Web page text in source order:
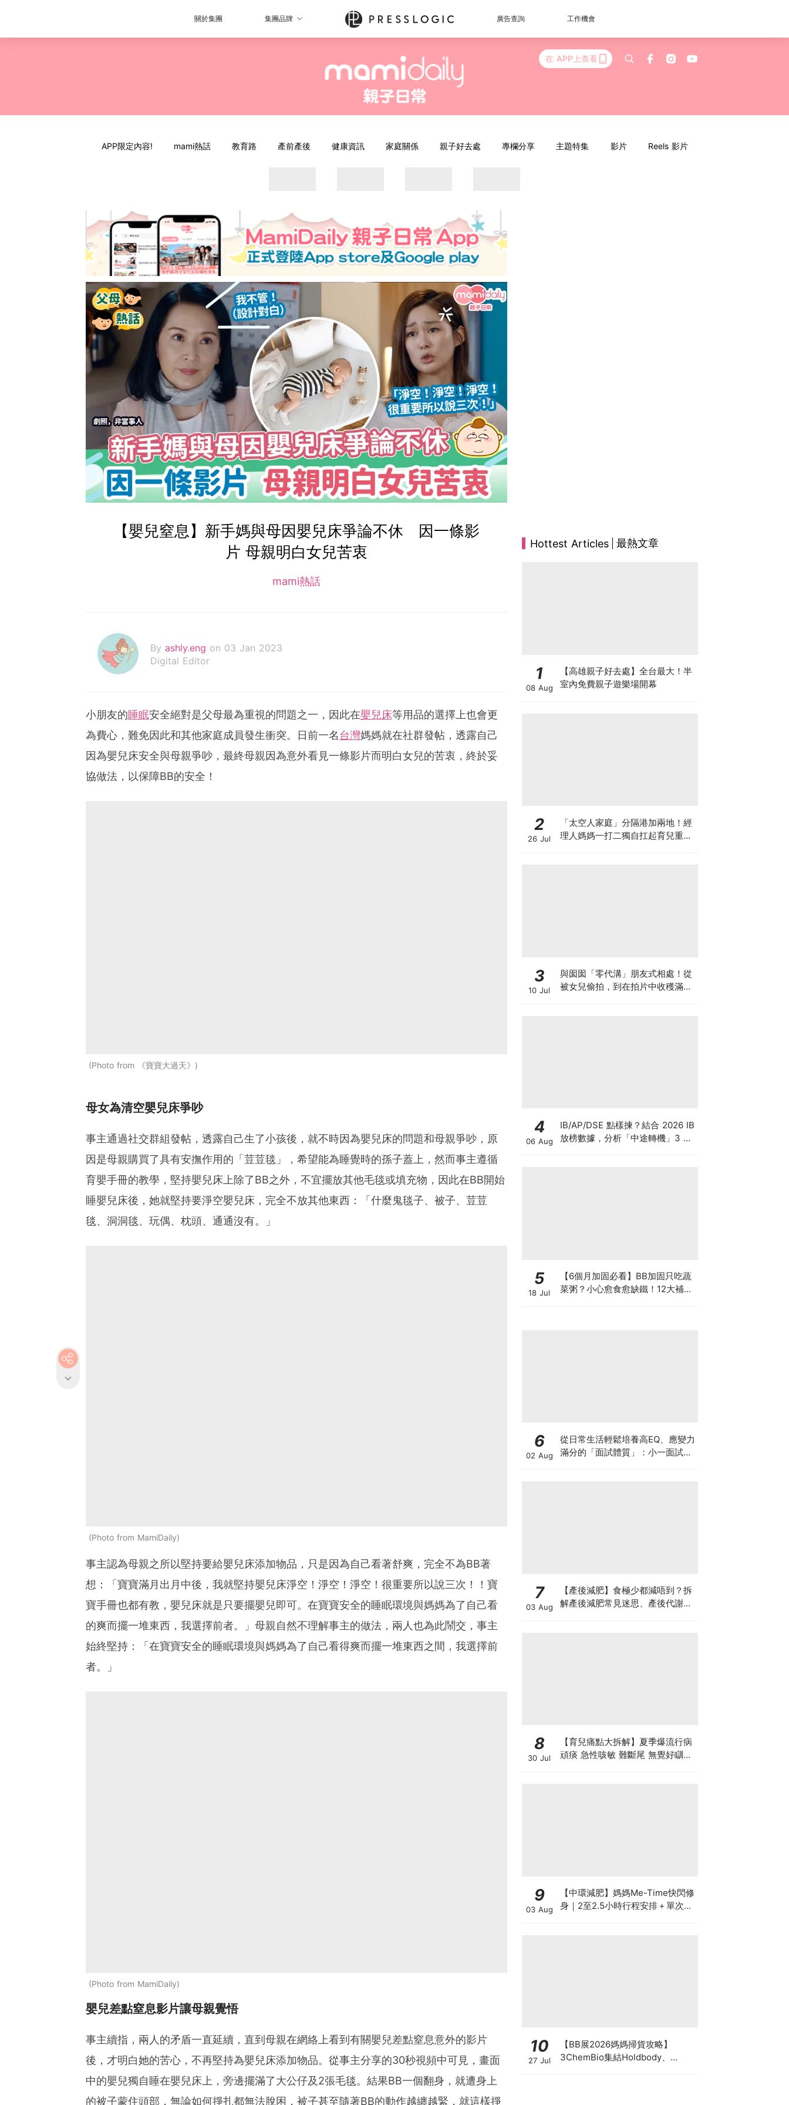
關於集團 集團品牌 廣告查詢 工作機會
在 APP上查看
APP限定內容! mami熱話 教育路 產前產後 健康資訊 家庭關係 親子好去處 專欄分享 主題特集 影片 Reels 影片
【嬰兒窒息】新手媽與母因嬰兒床爭論不休 因一條影
片 母親明白女兒苦衷
mami熱話
By ashly.eng on 03 Jan 2023
Digital Editor
小朋友的睡眠安全絕對是父母最為重視的問題之一，因此在嬰兒床等用品的選擇上也會更
為費心，難免因此和其他家庭成員發生衝突。日前一名台灣媽媽就在社群發帖，透露自己
因為嬰兒床安全與母親爭吵，最終母親因為意外看見一條影片而明白女兒的苦衷，終於妥
協做法，以保障BB的安全！
Photo from 《寶寶大過天》
母女為清空嬰兒床爭吵
事主通過社交群組發帖，透露自己生了小孩後，就不時因為嬰兒床的問題和母親爭吵，原
因是母親購買了具有安撫作用的「荳荳毯」，希望能為睡覺時的孫子蓋上，然而事主遵循
育嬰手冊的教學，堅持嬰兒床上除了BB之外，不宜擺放其他毛毯或填充物，因此在BB開始
睡嬰兒床後，她就堅持要淨空嬰兒床，完全不放其他東西：「什麼鬼毯子、被子、荳荳
毯、洞洞毯、玩偶、枕頭、通通沒有。」
Photo from MamiDaily
事主認為母親之所以堅持要給嬰兒床添加物品，只是因為自己看著舒爽，完全不為BB著
想：「寶寶滿月出月中後，我就堅持嬰兒床淨空！淨空！淨空！很重要所以說三次！！寶
寶手冊也都有教，嬰兒床就是只要擺嬰兒即可。在寶寶安全的睡眠環境與媽媽為了自己看
的爽而擺一堆東西，我選擇前者。」母親自然不理解事主的做法，兩人也為此鬧交，事主
始終堅持：「在寶寶安全的睡眠環境與媽媽為了自己看得爽而擺一堆東西之間，我選擇前
者。」
Photo from MamiDaily
嬰兒差點窒息影片讓母親覺悟
事主續指，兩人的矛盾一直延續，直到母親在網絡上看到有關嬰兒差點窒息意外的影片
後，才明白她的苦心，不再堅持為嬰兒床添加物品。從事主分享的30秒視頻中可見，畫面
中的嬰兒獨自睡在嬰兒床上，旁邊擺滿了大公仔及2張毛毯。結果BB一個翻身，就遭身上
的被子蒙住頭部，無論如何掙扎都無法脫困，被子甚至隨著BB的動作越纏越緊，就這樣掙
Hottest Articles 最熱文章
1
08 Aug
【高雄親子好去處】全台最大！半
室內免費親子遊樂場開幕
2
26 Jul
「太空人家庭」分隔港加兩地！經
理人媽媽一打二獨自扛起育兒重
3
10 Jul
與囡囡「零代溝」朋友式相處！從
被女兒偷拍，到在拍片中收穫滿足
4
06 Aug
IB/AP/DSE 點樣揀？結合 2026 IB
放榜數據，分析「中途轉機」3 大
5
18 Jul
【6個月加固必看】BB加固只吃蔬
菜粥？小心愈食愈缺鐵！12大補鐵
6
02 Aug
從日常生活輕鬆培養高EQ、應變力
滿分的「面試體質」：小一面試最
7
03 Aug
【產後減肥】食極少都減唔到？拆
解產後減肥常見迷思、產後代謝、
8
30 Jul
【育兒痛點大拆解】夏季爆流行病
頑痰 急性咳敏 難斷尾 無覺好瞓？
9
03 Aug
【中環減肥】媽媽Me-Time快閃修
身｜2至2.5小時行程安排＋單次收
10
27 Jul
【BB展2026媽媽掃貨攻略】
3ChemBio集結Holdbody、